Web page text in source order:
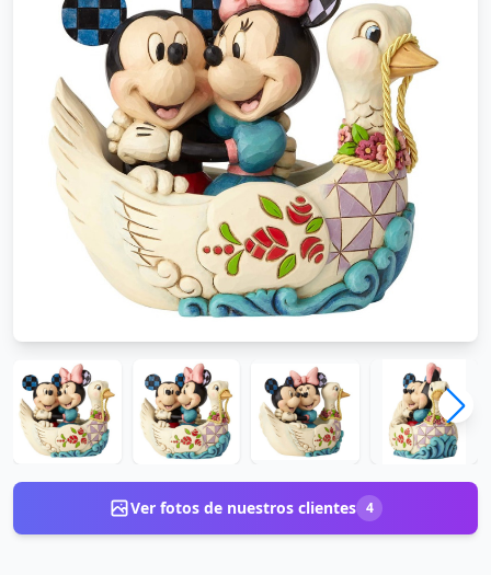
Ver fotos de nuestros clientes 4